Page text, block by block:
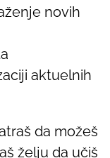
novih
aktuelnih
da možeš
želju da učiš